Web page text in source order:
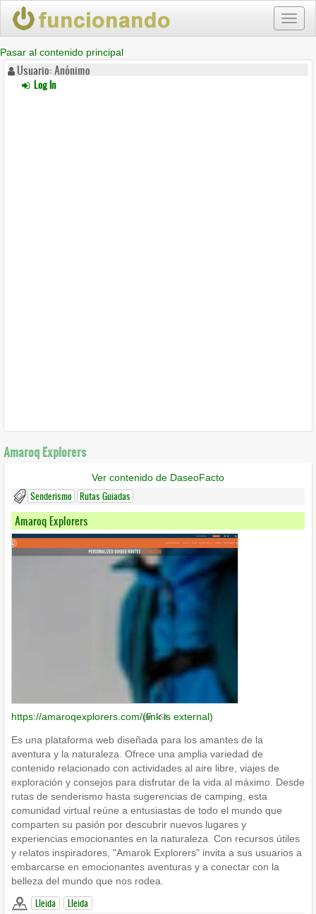
Pasar al contenido principal
Usuario: Anónimo
Log In
Amaroq Explorers
Ver contenido de DaseoFacto
Senderismo Rutas Guiadas
Amaroq Explorers
https://amaroqexplorers.com/(link is external)
Es una plataforma web diseñada para los amantes de la
aventura y la naturaleza. Ofrece una amplia variedad de
contenido relacionado con actividades al aire libre, viajes de
exploración y consejos para disfrutar de la vida al máximo. Desde
rutas de senderismo hasta sugerencias de camping, esta
comunidad virtual reúne a entusiastas de todo el mundo que
comparten su pasión por descubrir nuevos lugares y
experiencias emocionantes en la naturaleza. Con recursos útiles
y relatos inspiradores, "Amarok Explorers" invita a sus usuarios a
embarcarse en emocionantes aventuras y a conectar con la
belleza del mundo que nos rodea.
Lleida Lleida